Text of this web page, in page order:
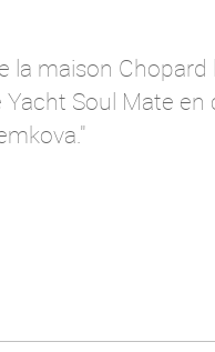
la maison
Soul Mate